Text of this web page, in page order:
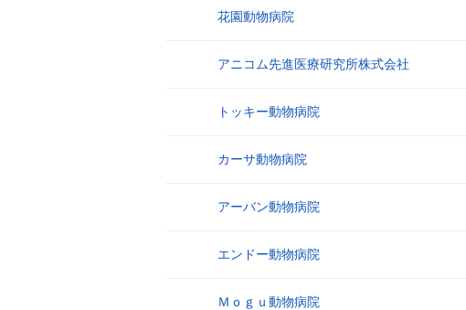
花園動物病院
アニコム先進医療研究所株式会社
トッキー動物病院
カーサ動物病院
アーバン動物病院
エンドー動物病院
Ｍｏｇｕ動物病院